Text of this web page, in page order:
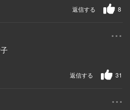
8
返信する
...
31
返信する
...